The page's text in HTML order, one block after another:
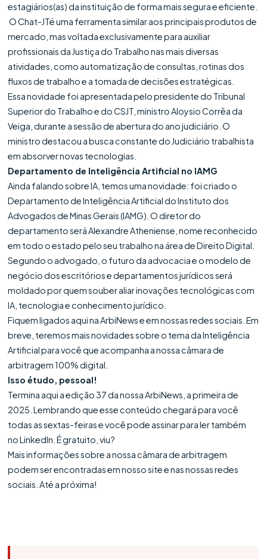
estagiários(as) da instituição de forma mais segura e eficiente.
O Chat-JTé uma ferramenta similar aos principais produtos de
mercado, mas voltada exclusivamente para auxiliar
profissionais da Justiça do Trabalho nas mais diversas
atividades, como automatização de consultas, rotinas dos
fluxos de trabalho e a tomada de decisões estratégicas.
Essa novidade foi apresentada pelo presidente do Tribunal
Superior do Trabalho e do CSJT, ministro Aloysio Corrêa da
Veiga, durante a sessão de abertura do ano judiciário. O
ministro destacou a busca constante do Judiciário trabalhista
em absorver novas tecnologias.
Departamento de Inteligência Artificial no IAMG
Ainda falando sobre IA, temos uma novidade: foi criado o
Departamento de Inteligência Artificial do Instituto dos
Advogados de Minas Gerais (IAMG). O diretor do
departamento será Alexandre Atheniense, nome reconhecido
em todo o estado pelo seu trabalho na área de Direito Digital.
Segundo o advogado, o futuro da advocacia e o modelo de
negócio dos escritórios e departamentos jurídicos será
moldado por quem souber aliar inovações tecnológicas com
IA, tecnologia e conhecimento jurídico.
Fiquem ligados aqui na ArbiNews e em nossas redes sociais. Em
breve, teremos mais novidades sobre o tema da Inteligência
Artificial para você que acompanha a nossa câmara de
arbitragem 100% digital.
Isso étudo, pessoal!
Termina aqui a edição 37 da nossa ArbiNews, a primeira de
2025. Lembrando que esse conteúdo chegará para você
todas as sextas-feiras e você pode assinar para ler também
no LinkedIn. É gratuito, viu?
Mais informações sobre a nossa câmara de arbitragem
podem ser encontradas em nosso site e nas nossas redes
sociais. Até a próxima!